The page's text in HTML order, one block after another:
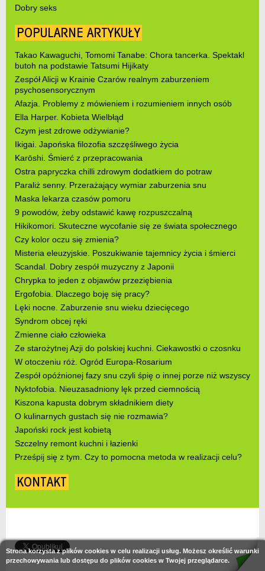
Dobry seks
POPULARNE ARTYKUŁY
Takao Kawaguchi, Tomomi Tanabe: Chora tancerka. Spektakl
butoh na podstawie Tatsumi Hijikaty
Zespół Alicji w Krainie Czarów realnym zaburzeniem
psychosensorycznym
Afazja. Problemy z mówieniem i rozumieniem innych osób
Ella Harper. Kobieta Wielbłąd
Czym jest zdrowe odżywianie?
Ikigai. Japońska filozofia szczęśliwego życia
Karōshi. Śmierć z przepracowania
Ostra papryczka chilli zdrowym dodatkiem do potraw
Paraliż senny. Przerażający wymiar zaburzenia snu
Maska lekarza czasów pomoru
9 powodów, żeby odstawić kawę rozpuszczalną
Hikikomori. Skuteczne wycofanie się ze świata społecznego
Czy kolor oczu się zmienia?
Misteria eleuzyjskie. Poszukiwanie tajemnicy życia i śmierci
Scandal. Dobry zespół muzyczny z Japonii
Chrypka to jeden z objawów przeziębienia
Ergofobia. Dlaczego boję się pracy?
Lęki nocne. Zaburzenie snu wieku dziecięcego
Syndrom obcej ręki
Zmienne ciało człowieka
Ze starożytnej Azji do polskiej kuchni. Ciekawostki o czosnku
W otoczeniu róż. Ogród Europa-Rosarium
Zespół opóźnionej fazy snu czyli śpię o innej porze niż wszyscy
Nyktofobia. Nieuzasadniony lęk przed ciemnością
Kiszona kapusta dobrym składnikiem diety
O kulinarnych gustach się nie rozmawia?
Japoński rock jest kobietą
Szczelny remont kuchni i łazienki
Prześpij się z tym. Czy to pomocna metoda w realizacji celu?
KONTAKT
Strona korzysta z plików cookies w celu realizacji usług. Możesz określić warunki
przechowywania lub dostępu do plików cookies w Twojej przeglądarce.